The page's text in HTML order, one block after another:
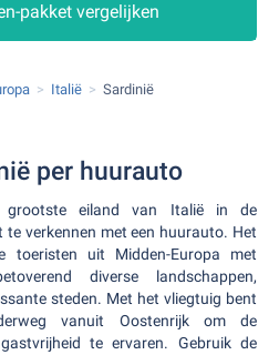
pakket vergelijken
Italië Sardinië
per huurauto
eiland van Italië in de
te verkennen met een huurauto. Het
toeristen uit Midden-Europa met
diverse landschappen,
steden. Met het vliegtuig bent
vanuit Oostenrijk om de
te ervaren. Gebruik de